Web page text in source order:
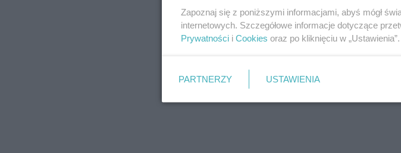
Zapoznaj się z poniższymi informacjami, abyś mógł
internetowych. Szczegółowe informacje dotyczące
Prywatności i Cookies oraz po kliknięciu w „Ustawienia”.
PARTNERZY USTAWIENIA